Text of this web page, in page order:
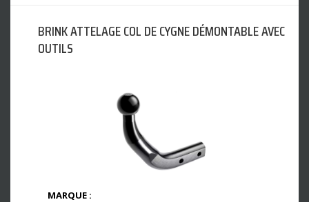
BRINK ATTELAGE COL DE CYGNE DÉMONTABLE AVEC
OUTILS
MARQUE :